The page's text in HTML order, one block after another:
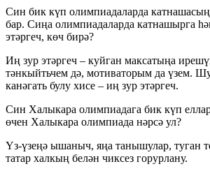
Син бик күп олимпиадаларда
бар. Сиңа олимпиадаларда катнашырга
этәргеч, көч бирә?
Иң зур этәргеч – куйган максатыңа
тәнкыйтьчем дә, мотиваторым да үзем.
канәгать булу хисе – иң зур этәргеч.
Син Халыкара олимпиадага бик күп
өчен Халыкара олимпиада нәрсә ул?
Үз-үзеңә ышаныч, яңа танышулар, туган
татар халкың белән чиксез горурлану.